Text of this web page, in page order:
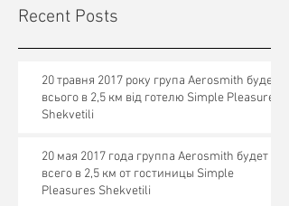
Recent Posts
20 травня 2017 року група Aerosmith буде
всього в 2,5 км від готелю Simple Pleasures
Shekvetili
20 мая 2017 года группа Aerosmith будет
всего в 2,5 км от гостиницы Simple
Pleasures Shekvetili